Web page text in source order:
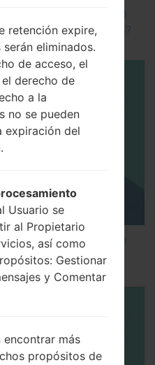
Oficial en el teléfono
LG Flash Tool 2014?
Oficial en el teléfono
LG UP?
retención expire,
eliminados.
de acceso, el
derecho de
a la
no se pueden
expiración del
Usuario se
al Propietario
así como
Gestionar
y Comentar
encontrar más
propósitos de